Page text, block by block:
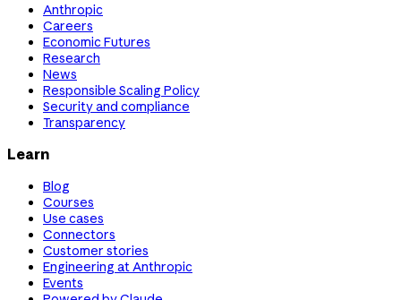
Anthropic
Careers
Economic Futures
Research
News
Responsible Scaling Policy
Security and compliance
Transparency
Learn
Blog
Courses
Use cases
Connectors
Customer stories
Engineering at Anthropic
Events